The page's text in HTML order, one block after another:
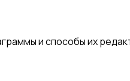
и способы их